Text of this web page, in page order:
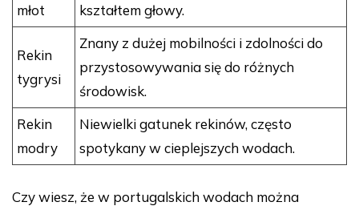
młot
kształtem głowy.
Rekin
tygrysi
Znany z dużej mobilności i zdolności do
przystosowywania się do różnych
środowisk.
Rekin
modry
Niewielki gatunek rekinów, często
spotykany w cieplejszych wodach.
Czy wiesz, że w portugalskich wodach można